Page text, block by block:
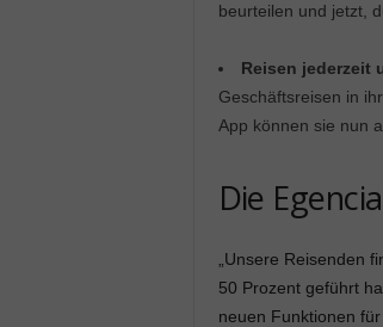
beurteilen und jetzt,
Reisen jederzeit
Geschäftsreisen in
App können sie nun
Die
„Unsere Reisenden
50 Prozent geführt
neuen Funktionen